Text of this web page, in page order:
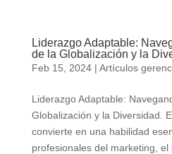
Liderazgo Adaptable:
de la Globalización y la
Feb 15, 2024| Artículos
Liderazgo Adaptable:
Globalización y la Diversidad.
convierte en una habilidad
profesionales del marketing,